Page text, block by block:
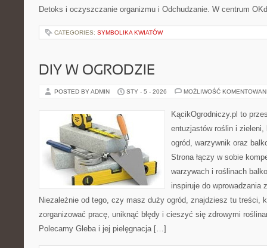
Detoks i oczyszczanie organizmu i Odchudzanie. W centrum
CATEGORIES: SYMBOLIKA KWIATÓW
DIY W OGRODZIE
POSTED BY ADMIN STY - 5 - 2026 MOŻLIWOŚĆ
KącikOgrodniczy.pl to
entuzjastów roślin i
ogród, warzywnik oraz
Strona łączy w sobie
warzywach i roślinach
inspiruje do wprowadzania
Niezależnie od tego, czy masz duży ogród, znajdziesz tu treści,
zorganizować pracę, uniknąć błędy i cieszyć się zdrowymi
Polecamy Gleba i jej pielęgnacja […]